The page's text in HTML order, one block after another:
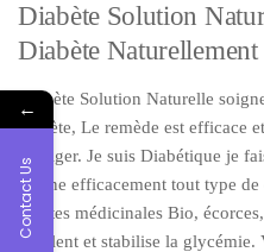
Diabète Solution
Diabète Naturellement
Diabète Solution Naturelle
diabète, Le remède est efficace
négliger. Je suis Diabétique je
soigne efficacement tout type
plantes médicinales Bio,
régulent et stabilise la
←
Contact Us